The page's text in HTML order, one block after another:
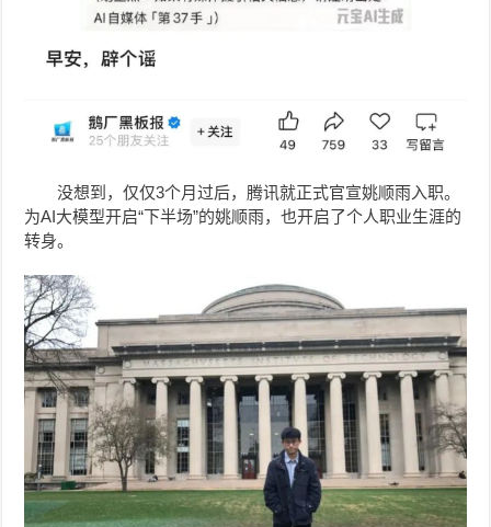
没想到，仅仅3个月过后，腾讯就正式官宣姚顺雨入职。
为AI大模型开启“下半场”的姚顺雨，也开启了个人职业生涯的
转身。